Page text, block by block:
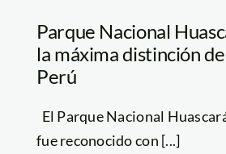
Parque Nacional
la máxima distinción
Perú
El Parque Nacional
fue reconocido con [...]